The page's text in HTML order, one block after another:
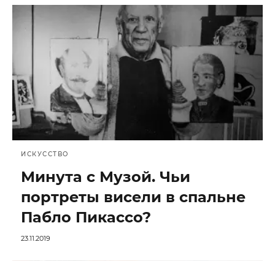
ИСКУССТВО
Минута с Музой. Чьи
портреты висели в спальне
Пабло Пикассо?
23.11.2019